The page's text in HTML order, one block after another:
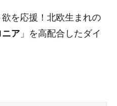
欲を応援！北欧生まれの
ア 」を高配合したダイ